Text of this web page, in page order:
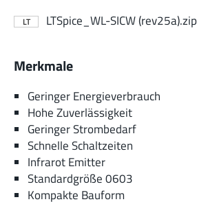
LT LTSpice_WL-SICW (rev25a).zip
Merkmale
Geringer Energieverbrauch
Hohe Zuverlässigkeit
Geringer Strombedarf
Schnelle Schaltzeiten
Infrarot Emitter
Standardgröße 0603
Kompakte Bauform